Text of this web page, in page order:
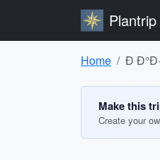
Plantrip
Home Ð
Make this
Create your